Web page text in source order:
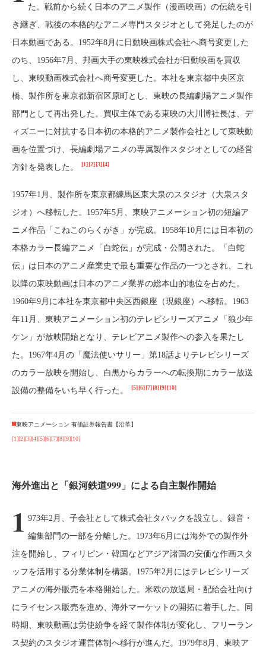
た。戦前から続く日本のアニメ製作（漫画映画）の伝統を引
き継ぎ、戦後の本格的なアニメ専門スタジオとして発足したのが
日本動画である。1952年8月に日動映画株式会社へ商号変更した
のち、1956年7月、邦画大手の東映株式会社が日動映画を買収
し、東映動画株式会社へ商号変更した。本社を東京都中央区京
橋、製作所を東京都新宿区原町とし、東映の長編劇場アニメ製作
部門として再出発した。買収主体である東映の大川博社長は、デ
ィズニーに対抗する日本初の本格的アニメ製作会社として東映動
画を位置づけ、長編劇場アニメの専属製作スタジオとしての経営
方針を発表した。
[1][2][3][4]
1957年1月、製作所を東京都練馬区東大泉のスタジオ（大泉スタ
ジオ）へ移転した。1957年5月、東映アニメーション初の短編ア
ニメ作品「こねこのらくがき」が完成。1958年10月には日本初の
本格カラー長編アニメ「白蛇伝」が完成・公開された。「白蛇
伝」は日本のアニメ産業史で最も重要な作品の一つとされ、これ
以降の東映動画は日本のアニメ業界の総本山的地位を占めた。
1960年9月に本社を東京都中央区西銀座（現銀座）へ移転。1963
年11月、東映アニメーション初のテレビシリーズアニメ「狼少年
ケン」が放映開始となり、テレビアニメ製作への参入を果たし
た。1967年4月の「魔法使いサリー」第18話よりテレビシリーズ
のカラー放映を開始し、白黒からカラーへの転換期にカラー放送
設備の整備をいち早く行った。
[5][6][7][8][9][10]
東映アニメーション 有価証券報告書【沿革】
[1][2][3][4][5][6][7][8][9][10]
海外進出と「銀河鉄道999」による自主製作開始
1 973年2月、子会社として株式会社タバックを設立し、録音・
編集部門の一部を分離した。1973年6月には海外での製作外
注を開始し、フィリピン・韓国などアジア諸国の安価な作画スタ
ッフを活用する分業体制を構築。1975年2月にはテレビシリーズ
アニメの海外販売を本格開始した。米欧の放送局・配給会社向け
にライセンス販売を進め、海外マーケットの開拓に着手した。同
時期、東映動画は労使紛争を経て製作体制が変化し、フリーラン
ス契約のスタジオ運営体制へ移行が進んだ。1979年8月、東映ア